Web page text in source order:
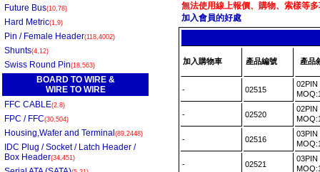
Future Bus(10,78)
Hard Metric(1,9)
Pin / Female Header(118,4002)
Shunts(4,12)
Swiss Round Pin(18,563)
BOARD TO WIRE &
WIRE TO WIRE
FFC CABLE(2,8)
FPC / FFC(30,504)
Housing,Wafer and Terminal (89,2448)
IDC Plug / Socket / Latch Header /
Box Header(34,451)
無法使用線上報價、購物、索樣等
加入會員的好處
加入購物車 產品編號 產品
- 02515
02PIN
- 02520
02PIN
- 02516
03PIN
- 02521
03PIN